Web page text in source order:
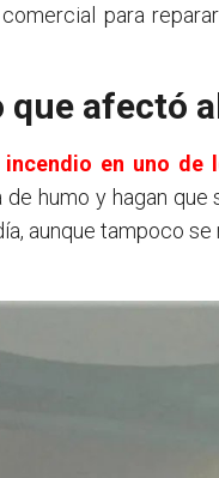
para
afectó
en uno de
humo y hagan
aunque tampoco se